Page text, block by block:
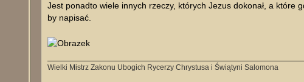
Jest ponadto wiele innych rzeczy, których Jezus dokonał, a które
by napisać.
Wielki Mistrz Zakonu Ubogich Rycerzy Chrystusa i Świątyni Salomona